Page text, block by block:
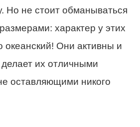
Но не стоит обманываться
характер у этих
Они активны и
их отличными
оставляющими никого